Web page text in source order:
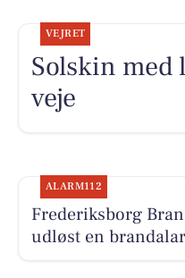
VEJRET
Solskin med
veje
ALARM112
Frederiksborg
udløst en